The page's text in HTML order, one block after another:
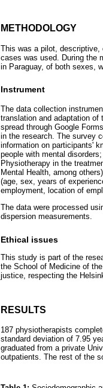
METHODOLOGY
This was a pilot, descriptive,
cases was used. During the
in Paraguay, of both sexes,
Instrument
The data collection
translation and adaptation of
spread through Google
in the research. The survey
information on participants'
people with mental
Physiotherapy in the
Mental Health, among
(age, sex, years of
employment, location of
The data were processed
dispersion measurements.
Ethical issues
This study is part of the
the School of Medicine of
justice, respecting the
RESULTS
187 physiotherapists
standard deviation of 7.95
graduated from a private
outpatients. The rest of the